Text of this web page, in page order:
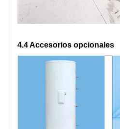
4.4 Accesorios opcionales